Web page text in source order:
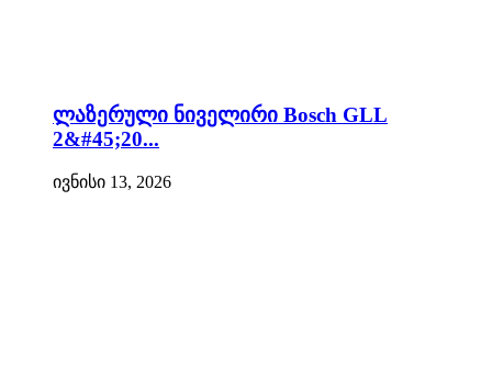
ლაზერული ნიველირი Bosch GLL
2&#45;20...
ივნისი 13, 2026